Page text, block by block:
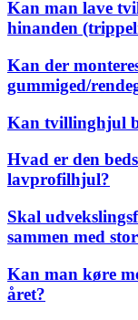
Kan man lave
hinanden
Kan der
gummiged/
Kan tvillinghjul
Hvad er den
lavprofilhjul?
Skal
sammen med
Kan man køre
året?